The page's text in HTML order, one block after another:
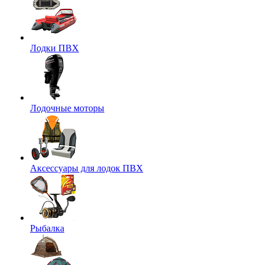
Лодки ПВХ
Лодочные моторы
Аксессуары для лодок ПВХ
Рыбалка